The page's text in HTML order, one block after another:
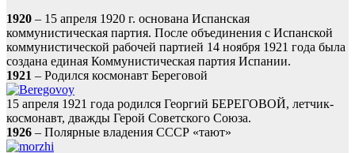
1920 – 15 апреля 1920 г. основана Испанская
коммунистическая партия. После объединения с Испанской
коммунистической рабочей партией 14 ноября 1921 года была
создана единая Коммунистическая партия Испании.
1921 – Родился космонавт Береговой
15 апреля 1921 года родился Георгий БЕРЕГОВОЙ, летчик-
космонавт, дважды Герой Советского Союза.
1926 – Полярные владения СССР «тают»